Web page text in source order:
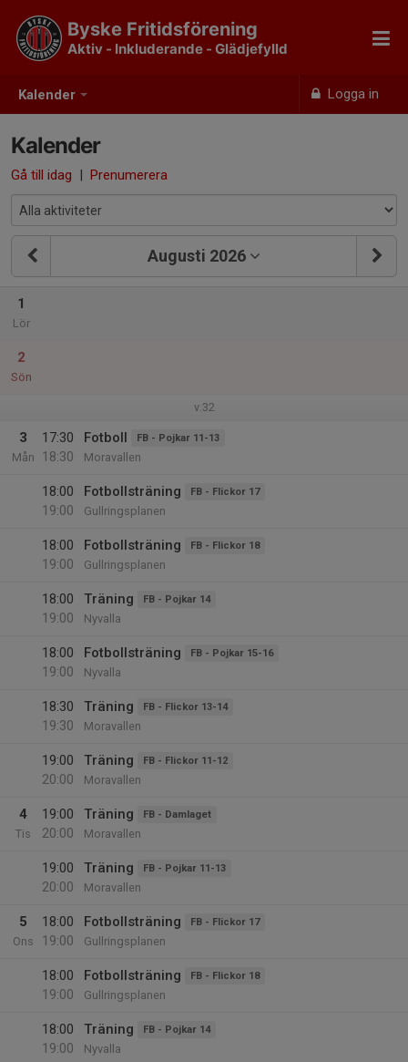
Kalender Logga in
Byske Fritidsförening
Aktiv - Inkluderande - Glädjefylld
Kalender
Gå till idag | Prenumerera
Augusti 2026
1
Lör
2
Sön
v.32
3
Mån
17:30
18:30
Fotboll FB - Pojkar 11-13
Moravallen
18:00
19:00
Fotbollsträning FB - Flickor 17
Gullringsplanen
18:00
19:00
Fotbollsträning FB - Flickor 18
Gullringsplanen
18:00
19:00
Träning FB - Pojkar 14
Nyvalla
18:00
19:00
Fotbollsträning FB - Pojkar 15-16
Nyvalla
18:30
19:30
Träning FB - Flickor 13-14
Moravallen
19:00
20:00
Träning FB - Flickor 11-12
Moravallen
4
Tis
19:00
20:00
Träning FB - Damlaget
Moravallen
19:00
20:00
Träning FB - Pojkar 11-13
Moravallen
5
Ons
18:00
19:00
Fotbollsträning FB - Flickor 17
Gullringsplanen
18:00
19:00
Fotbollsträning FB - Flickor 18
Gullringsplanen
18:00
19:00
Träning FB - Pojkar 14
Nyvalla